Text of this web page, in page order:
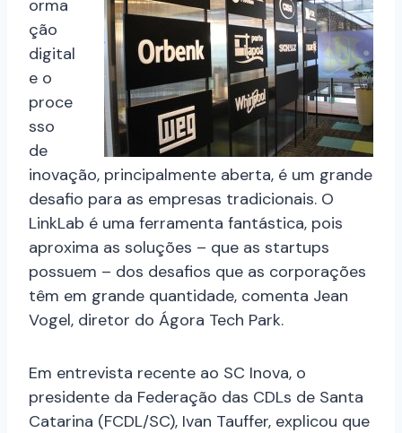
orma
ção
digital
e o
proce
sso
de
inovação, principalmente aberta, é um grande
desafio para as empresas tradicionais. O
LinkLab é uma ferramenta fantástica, pois
aproxima as soluções – que as startups
possuem – dos desafios que as corporações
têm em grande quantidade, comenta Jean
Vogel, diretor do Ágora Tech Park.
Em entrevista recente ao SC Inova, o
presidente da Federação das CDLs de Santa
Catarina (FCDL/SC), Ivan Tauffer, explicou que